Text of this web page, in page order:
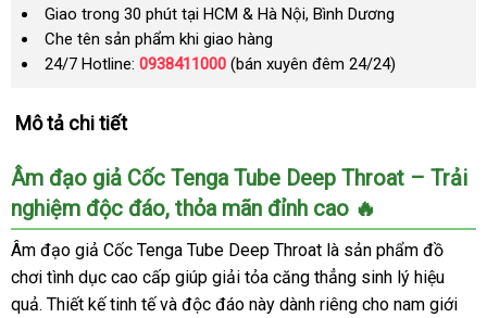
Giao trong 30 phút tại HCM & Hà Nội, Bình Dương
Che tên sản phẩm khi giao hàng
24/7 Hotline: 0938411000 (bán xuyên đêm 24/24)
Mô tả chi tiết
Âm đạo giả Cốc Tenga Tube Deep Throat – Trải
nghiệm độc đáo, thỏa mãn đỉnh cao 🔥
Âm đạo giả Cốc Tenga Tube Deep Throat là sản phẩm đồ
chơi tình dục cao cấp giúp giải tỏa căng thẳng sinh lý hiệu
quả. Thiết kế tinh tế và độc đáo này dành riêng cho nam giới